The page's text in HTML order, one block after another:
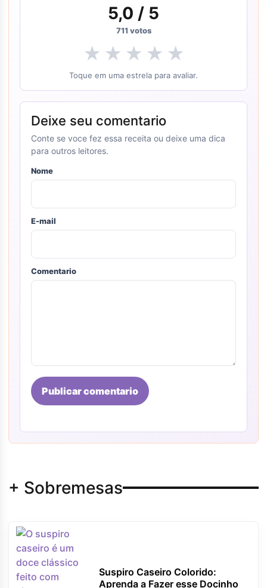
5,0 / 5
711 votos
★ ★ ★ ★ ★
Toque em uma estrela para avaliar.
Deixe seu comentario
Conte se voce fez essa receita ou deixe uma dica
para outros leitores.
Nome
E-mail
Comentario
Publicar comentario
+ Sobremesas
Suspiro Caseiro Colorido:
Aprenda a Fazer esse Docinho